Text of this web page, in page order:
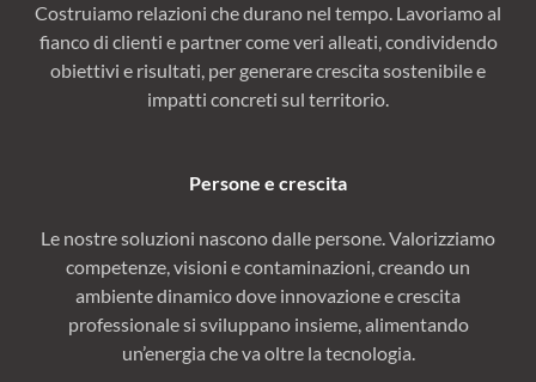
Costruiamo relazioni che durano nel tempo. Lavoriamo al
fianco di clienti e partner come veri alleati, condividendo
obiettivi e risultati, per generare crescita sostenibile e
impatti concreti sul territorio.
Persone e crescita
Le nostre soluzioni nascono dalle persone. Valorizziamo
competenze, visioni e contaminazioni, creando un
ambiente dinamico dove innovazione e crescita
professionale si sviluppano insieme, alimentando
un’energia che va oltre la tecnologia.